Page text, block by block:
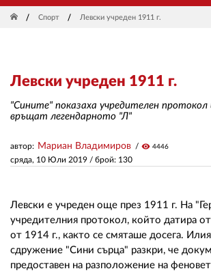
Спорт Левски учреден 1911 г.
Левски учреден 1911 г.
"Сините" показаха учредителен протокол
връщат легендарното "Л"
сряда, 10 Юли 2019 / брой: 130
автор: Мариан Владимиров visibility 4446
Левски е учреден още през 1911 г. На
учредителния протокол, който датира
от 1914 г., както се смяташе досега.
сдружение "Сини сърца" разкри, че
предоставен на разположение на
ДРУГИ
КОНТАКТИ
РЕКЛАМА
АБОНАМЕНТ